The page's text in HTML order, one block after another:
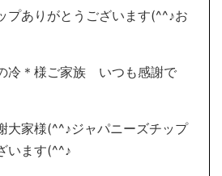
プありがとうございます(^^♪お
冷＊様ご家族 いつも感謝で
大家様(^^♪ジャパニーズチップ
います(^^♪